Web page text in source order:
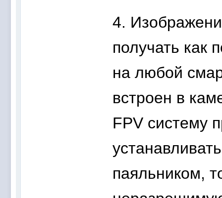
4.
получать как
на любой
встроен в
FPV систему
паяльником,